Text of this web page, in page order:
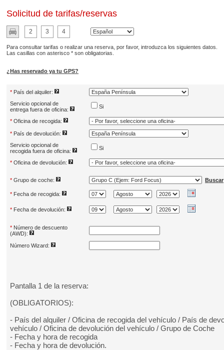
Solicitud de tarifas/reservas
2 3 4
Para consultar tarifas o realizar una reserva, por favor, introduzca los siguientes datos.
Las casillas con asterisco * son obligatorias.
¿Has reservado ya tu GPS?
* País del alquiler:
Servicio opcional de
entrega fuera de oficina:
Si
* Oficina de recogida:
* País de devolución:
Servicio opcional de
recogida fuera de oficina:
Si
* Oficina de devolución:
* Grupo de coche: Buscar
* Fecha de recogida:
* Fecha de devolución:
* Número de descuento
(AWD):
Número Wizard:
Pantalla 1 de la reserva:
(OBLIGATORIOS):
- País del alquiler / Oficina de recogida del vehículo / País de
vehículo / Oficina de devolución del vehículo / Grupo de Coche
- Fecha y hora de recogida
- Fecha y hora de devolución.